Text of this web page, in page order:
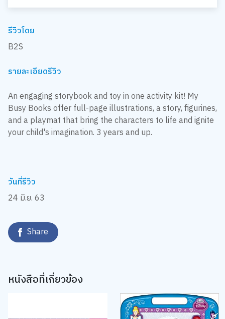
รีวิวโดย
B2S
รายละเอียดรีวิว
An engaging storybook and toy in one activity kit! My
Busy Books offer full-page illustrations, a story, figurines,
and a playmat that bring the characters to life and ignite
your child's imagination. 3 years and up.
วันที่รีวิว
24 มิ.ย. 63
Share
หนังสือที่เกี่ยวข้อง